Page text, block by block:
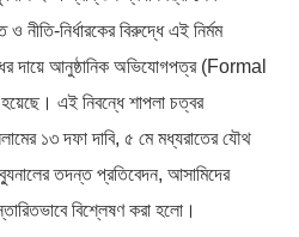
নীতি-নির্ধারকের বিরুদ্ধে এই নির্মম
দায়ে আনুষ্ঠানিক অভিযোগপত্র (Formal
এই নিবন্ধে শাপলা চত্বর
১৩ দফা দাবি, ৫ মে মধ্যরাতের যৌথ
তদন্ত প্রতিবেদন, আসামিদের
বিশ্লেষণ করা হলো।